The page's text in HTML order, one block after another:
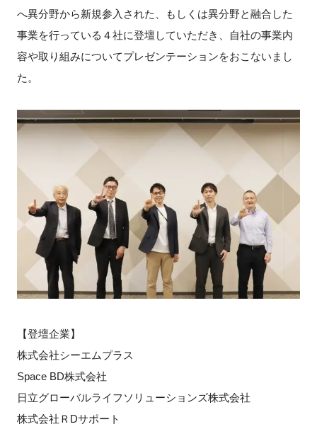
ニュース・掲示板
特別会員
FAQ
イベントお知らせメール登録
へ異分野から新規参入された、もしくは異分野と融合した
事業を行っている４社に登壇していただき、自社の事業内
容や取り組みについてプレゼンテーションをおこないまし
た。
【登壇企業】
株式会社シーエムプラス
Space BD株式会社
日立グローバルライフソリューションズ株式会社
株式会社ＲDサポート